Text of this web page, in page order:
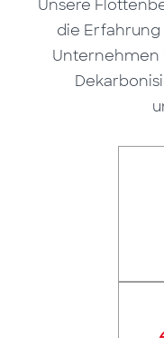
Unsere
die Erfahrung
Unternehmen